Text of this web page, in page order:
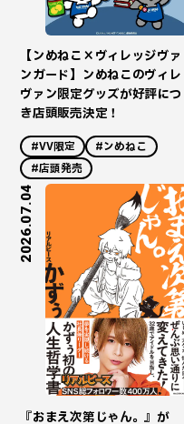
【ンめねこ×ヴィレッジヴァ
ンガード】ンめねこのヴィレ
ヴァン限定グッズが好評につ
き店頭販売決定！
#VV限定
#ンめねこ
#店頭発売
2026.07.04
『おまえ次第じゃん。』が